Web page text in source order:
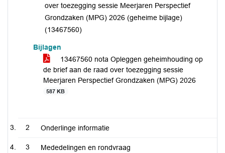
over toezegging sessie Meerjaren Perspectief
Grondzaken (MPG) 2026 (geheime bijlage)
(13467560)
Bijlagen
13467560 nota Opleggen geheimhouding op
de brief aan de raad over toezegging sessie
Meerjaren Perspectief Grondzaken (MPG) 2026
587 KB
2 Onderlinge informatie
3 Mededelingen en rondvraag